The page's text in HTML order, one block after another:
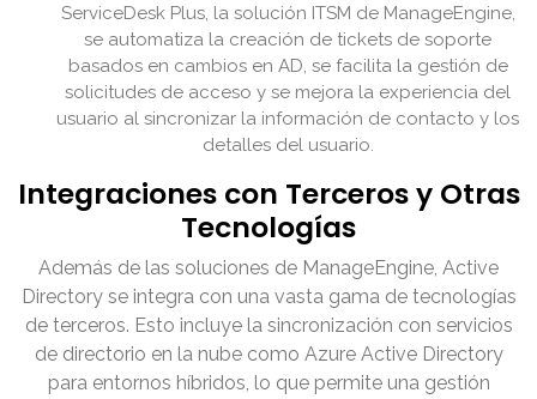
ServiceDesk Plus, la solución ITSM de ManageEngine,
se automatiza la creación de tickets de soporte
basados en cambios en AD, se facilita la gestión de
solicitudes de acceso y se mejora la experiencia del
usuario al sincronizar la información de contacto y los
detalles del usuario.
Integraciones con Terceros y Otras
Tecnologías
Además de las soluciones de ManageEngine, Active
Directory se integra con una vasta gama de tecnologías
de terceros. Esto incluye la sincronización con servicios
de directorio en la nube como Azure Active Directory
para entornos híbridos, lo que permite una gestión